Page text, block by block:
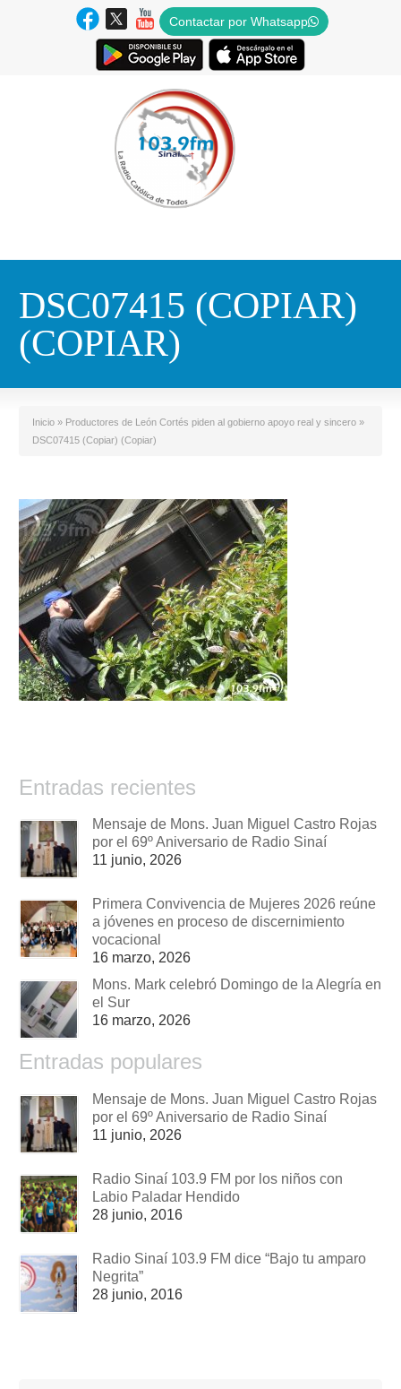
Contactar por Whatsapp
DSC07415 (COPIAR)
(COPIAR)
Inicio » Productores de León Cortés piden al gobierno apoyo real y sincero »
DSC07415 (Copiar) (Copiar)
Entradas recientes
Mensaje de Mons. Juan Miguel Castro Rojas
por el 69º Aniversario de Radio Sinaí
11 junio, 2026
Primera Convivencia de Mujeres 2026 reúne
a jóvenes en proceso de discernimiento
vocacional
16 marzo, 2026
Mons. Mark celebró Domingo de la Alegría en
el Sur
16 marzo, 2026
Entradas populares
Mensaje de Mons. Juan Miguel Castro Rojas
por el 69º Aniversario de Radio Sinaí
11 junio, 2026
Radio Sinaí 103.9 FM por los niños con
Labio Paladar Hendido
28 junio, 2016
Radio Sinaí 103.9 FM dice “Bajo tu amparo
Negrita”
28 junio, 2016